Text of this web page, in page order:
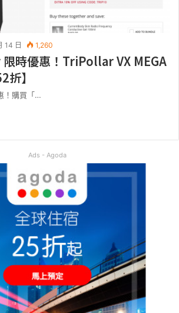
14 日 1,260
時優惠！TriPollar VX MEGA
】
！購買「…
Ads - Agoda